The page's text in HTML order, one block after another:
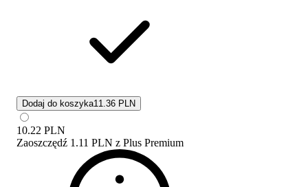
Dodaj do koszyka11.36 PLN
10.22 PLN
Zaoszczędź 1.11 PLN z Plus Premium